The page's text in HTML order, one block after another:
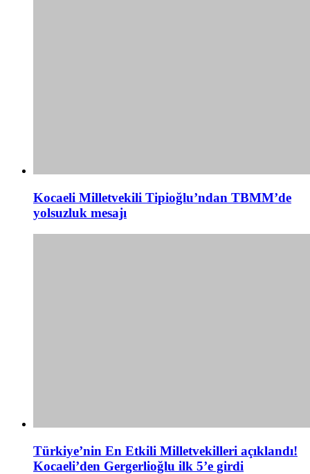
Kocaeli Milletvekili Tipioğlu’ndan TBMM’de
yolsuzluk mesajı
Türkiye’nin En Etkili Milletvekilleri açıklandı!
Kocaeli’den Gergerlioğlu ilk 5’e girdi